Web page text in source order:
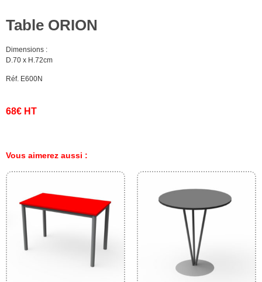
Table ORION
Dimensions :
D.70 x H.72cm
Réf. E600N
68€ HT
Vous aimerez aussi :